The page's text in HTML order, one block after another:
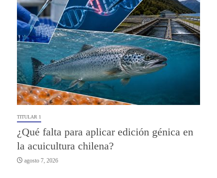
TITULAR 1
¿Qué falta para aplicar edición génica en
la acuicultura chilena?
agosto 7, 2026